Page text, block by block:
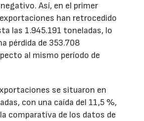
Así, en el primer
han retrocedido
las 1.945.191 toneladas, lo
pérdida de 353.708
al mismo período de
se situaron en
con una caída del 11,5 %,
comparativa de los datos de